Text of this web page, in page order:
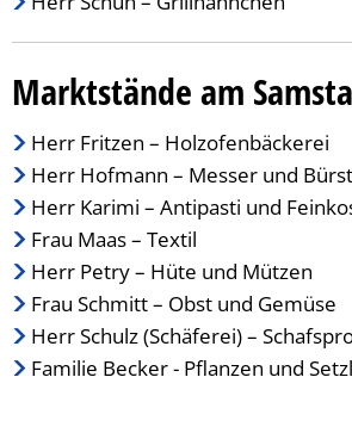
Marktstände am
Herr Fritzen – Holzofenbäckerei
Herr Hofmann – Messer und
Herr Karimi – Antipasti und
Frau Maas – Textil
Herr Petry – Hüte und Mützen
Frau Schmitt – Obst und Gemüse
Herr Schulz (Schäferei) –
Familie Becker - Pflanzen und